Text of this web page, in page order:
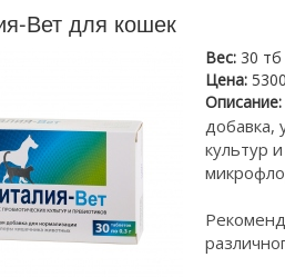
Вет для кошек
Вес: 30 тб
Цена:
Описание:
добавка,
культур